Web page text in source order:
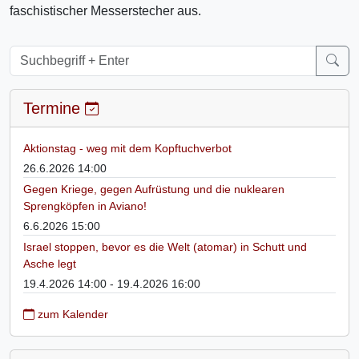
faschistischer Messerstecher aus.
Termine
Aktionstag - weg mit dem Kopftuchverbot
26.6.2026 14:00
Gegen Kriege, gegen Aufrüstung und die nuklearen
Sprengköpfen in Aviano!
6.6.2026 15:00
Israel stoppen, bevor es die Welt (atomar) in Schutt und
Asche legt
19.4.2026 14:00 - 19.4.2026 16:00
zum Kalender